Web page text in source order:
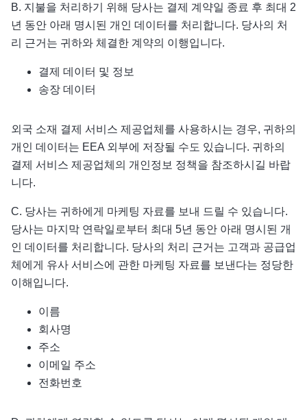
B. 지불을 처리하기 위해 당사는 결제 계약일 종료 후 최대 2
년 동안 아래 명시된 개인 데이터를 처리합니다. 당사의 처
리 근거는 귀하와 체결한 계약의 이행입니다.
결제 데이터 및 정보
송장 데이터
외국 소재 결제 서비스 제공업체를 사용하시는 경우, 귀하의
개인 데이터는 EEA 외부에 저장될 수도 있습니다. 귀하의
결제 서비스 제공업체의 개인정보 정책을 참조하시길 바랍
니다.
C. 당사는 귀하에게 마케팅 자료를 보내 드릴 수 있습니다.
당사는 마지막 연락일로부터 최대 5년 동안 아래 명시된 개
인 데이터를 처리합니다. 당사의 처리 근거는 고객과 공급업
체에게 유사 서비스에 관한 마케팅 자료를 보낸다는 정당한
이해입니다.
이름
회사명
주소
이메일 주소
전화번호